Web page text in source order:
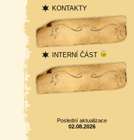
KONTAKTY
Přihlášení
INTERNÍ ČÁST
Statistika
Poslední aktualizace
02.08.2026